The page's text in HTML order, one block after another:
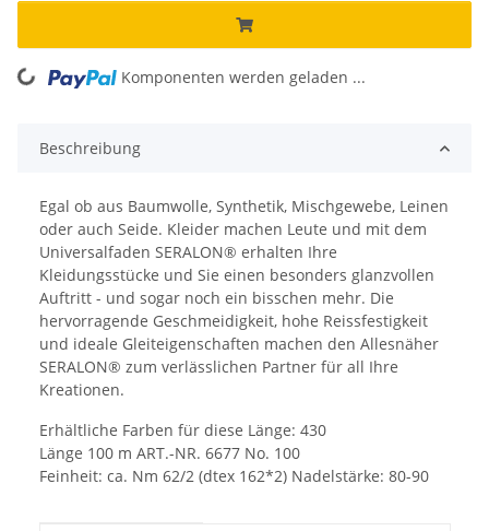
Loading... Komponenten werden geladen ...
Beschreibung
Egal ob aus Baumwolle, Synthetik, Mischgewebe, Leinen
oder auch Seide. Kleider machen Leute und mit dem
Universalfaden SERALON® erhalten Ihre
Kleidungsstücke und Sie einen besonders glanzvollen
Auftritt - und sogar noch ein bisschen mehr. Die
hervorragende Geschmeidigkeit, hohe Reissfestigkeit
und ideale Gleiteigenschaften machen den Allesnäher
SERALON® zum verlässlichen Partner für all Ihre
Kreationen.
Erhältliche Farben für diese Länge: 430
Länge 100 m ART.-NR. 6677 No. 100
Feinheit: ca. Nm 62/2 (dtex 162*2) Nadelstärke: 80-90